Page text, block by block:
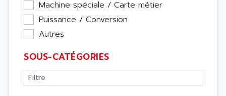
Machine spéciale / Carte métier
Puissance / Conversion
Autres
SOUS-CATÉGORIES